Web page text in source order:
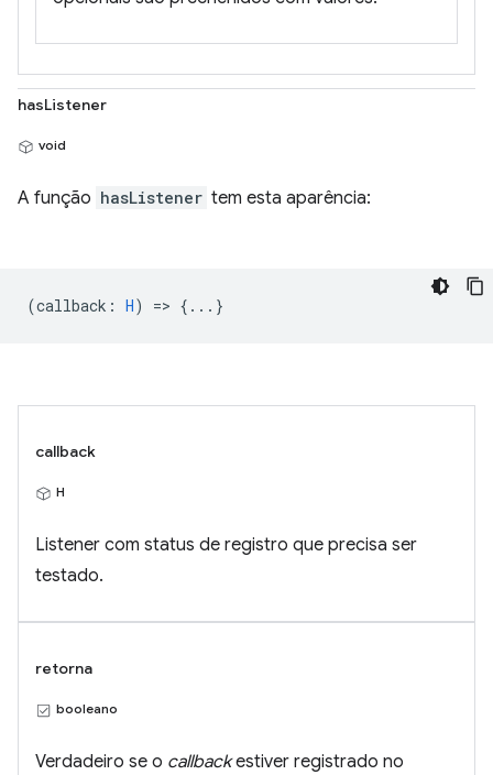
hasListener
void
A função hasListener tem esta aparência:
(callback : H) => {...}
callback
H
Listener com status de registro que precisa ser
testado.
retorna
booleano
Verdadeiro se o callbackestiver registrado no